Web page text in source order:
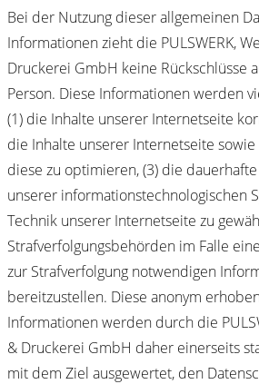
Bei der Nutzung dieser allgemeinen
Informationen zieht die PULSWERK,
Druckerei GmbH keine Rückschlüsse
Person. Diese Informationen werden
(1) die Inhalte unserer Internetseite
die Inhalte unserer Internetseite
diese zu optimieren, (3) die
unserer informationstechnologischen
Technik unserer Internetseite zu
Strafverfolgungsbehörden im Falle
zur Strafverfolgung notwendigen
bereitzustellen. Diese anonym
Informationen werden durch die
& Druckerei GmbH daher einerseits
mit dem Ziel ausgewertet, den